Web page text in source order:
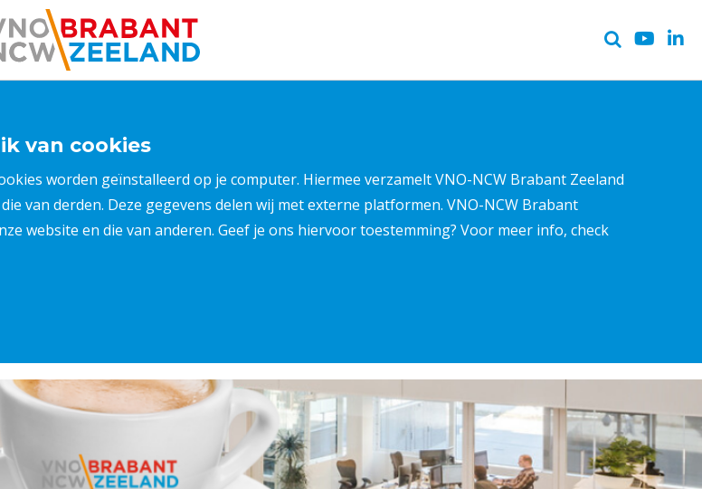
van cookies
worden geïnstalleerd op je computer. Hiermee verzamelt VNO-NCW Brabant Zeeland
van derden. Deze gegevens delen wij met externe platformen. VNO-NCW Brabant
website en die van anderen. Geef je ons hiervoor toestemming? Voor meer info, check